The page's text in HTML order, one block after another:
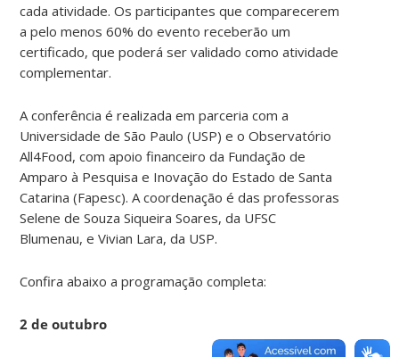
cada atividade. Os participantes que comparecerem
a pelo menos 60% do evento receberão um
certificado, que poderá ser validado como atividade
complementar.
A conferência é realizada em parceria com a
Universidade de São Paulo (USP) e o Observatório
All4Food, com apoio financeiro da Fundação de
Amparo à Pesquisa e Inovação do Estado de Santa
Catarina (Fapesc). A coordenação é das professoras
Selene de Souza Siqueira Soares, da UFSC
Blumenau, e Vivian Lara, da USP.
Confira abaixo a programação completa:
2 de outubro